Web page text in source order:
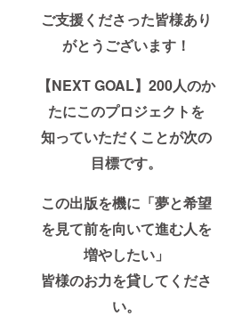
ご支援くださった皆様あり
がとうございます！
【NEXT GOAL】200人のか
たにこのプロジェクトを
知っていただくことが次の
目標です。
この出版を機に「夢と希望
を見て前を向いて進む人を
増やしたい」
皆様のお力を貸してくださ
い。